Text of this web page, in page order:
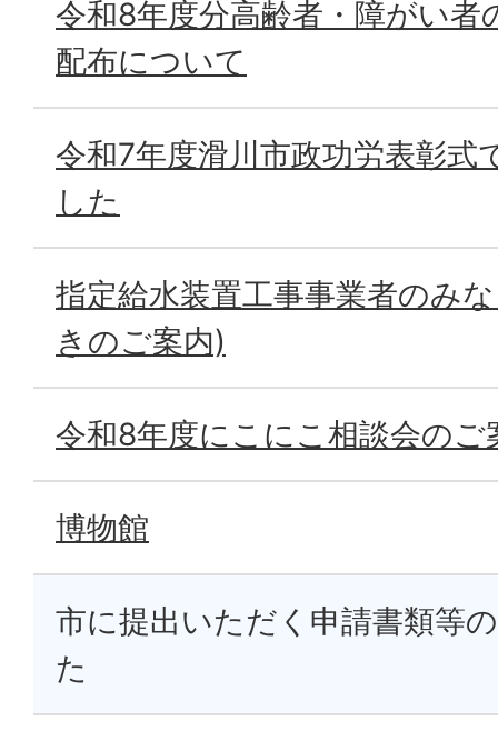
令和8年度分高齢者・障がい者
配布について
令和7年度滑川市政功労表彰式
した
指定給水装置工事事業者のみ
きのご案内)
令和8年度にこにこ相談会のご
博物館
市に提出いただく申請書類等
た